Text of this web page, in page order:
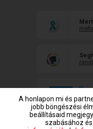
A honlapon mi és
jobb böngészési
beállításaid
szabásához